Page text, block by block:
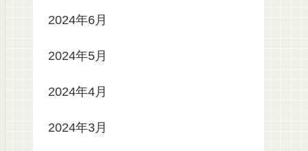
2024年6月
2024年5月
2024年4月
2024年3月